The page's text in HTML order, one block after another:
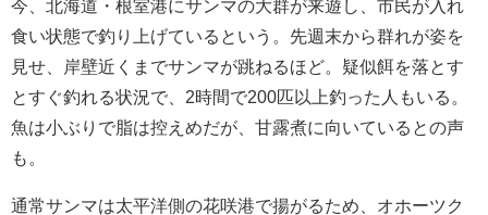
今、北海道・根室港にサンマの大群が来遊し、市民が入れ
食い状態で釣り上げているという。先週末から群れが姿を
見せ、岸壁近くまでサンマが跳ねるほど。疑似餌を落とす
とすぐ釣れる状況で、2時間で200匹以上釣った人もいる。
魚は小ぶりで脂は控えめだが、甘露煮に向いているとの声
も。
通常サンマは太平洋側の花咲港で揚がるため、オホーツク